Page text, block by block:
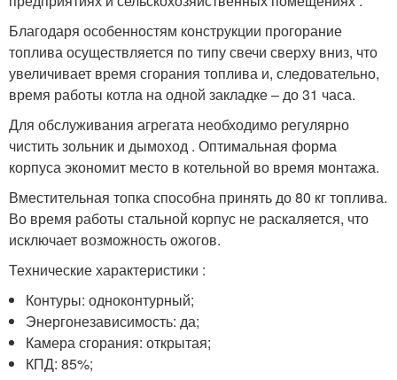
Благодаря особенностям конструкции прогорание
топлива осуществляется по типу свечи сверху вниз, что
увеличивает время сгорания топлива и, следовательно,
время работы котла на одной закладке – до 31 часа.
Для обслуживания агрегата необходимо регулярно
чистить зольник и дымоход . Оптимальная форма
корпуса экономит место в котельной во время монтажа.
Вместительная топка способна принять до 80 кг топлива.
Во время работы стальной корпус не раскаляется, что
исключает возможность ожогов.
Технические характеристики :
Контуры: одноконтурный;
Энергонезависимость: да;
Камера сгорания: открытая;
КПД: 85%;